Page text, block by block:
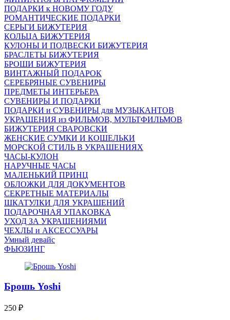
ПОДАРКИ к НОВОМУ ГОДУ
РОМАНТИЧЕСКИЕ ПОДАРКИ
СЕРЬГИ БИЖУТЕРИЯ
КОЛЬЦА БИЖУТЕРИЯ
КУЛОНЫ И ПОДВЕСКИ БИЖУТЕРИЯ
БРАСЛЕТЫ БИЖУТЕРИЯ
БРОШИ БИЖУТЕРИЯ
ВИНТАЖНЫЙ ПОДАРОК
СЕРЕБРЯНЫЕ СУВЕНИРЫ
ПРЕДМЕТЫ ИНТЕРЬЕРА
СУВЕНИРЫ И ПОДАРКИ
ПОДАРКИ и СУВЕНИРЫ для МУЗЫКАНТОВ
УКРАШЕНИЯ из ФИЛЬМОВ, МУЛЬТФИЛЬМОВ
БИЖУТЕРИЯ СВАРОВСКИ
ЖЕНСКИЕ СУМКИ И КОШЕЛЬКИ
МОРСКОЙ СТИЛЬ В УКРАШЕНИЯХ
ЧАСЫ-КУЛОН
НАРУЧНЫЕ ЧАСЫ
МАЛЕНЬКИЙ ПРИНЦ
ОБЛОЖКИ ДЛЯ ДОКУМЕНТОВ
СЕКРЕТНЫЕ МАТЕРИАЛЫ
ШКАТУЛКИ ДЛЯ УКРАШЕНИЙ
ПОДАРОЧНАЯ УПАКОВКА
УХОД ЗА УКРАШЕНИЯМИ
ЧEХЛЫ и АКСЕССУАРЫ
Умный девайс
ФЬЮЗИНГ
Брошь Yoshi
250 ₽